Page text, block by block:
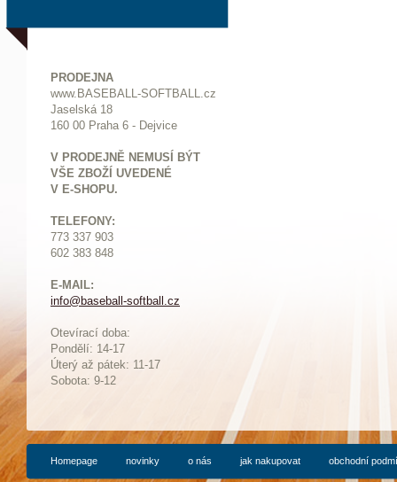
PRODEJNA
www.BASEBALL-SOFTBALL.cz
Jaselská 18
160 00 Praha 6 - Dejvice
V PRODEJNĚ NEMUSÍ BÝT
VŠE ZBOŽÍ UVEDENÉ
V E-SHOPU.
TELEFONY:
773 337 903
602 383 848
E-MAIL:
info@baseball-softball.cz
Otevírací doba:
Pondělí: 14-17
Úterý až pátek: 11-17
Sobota: 9-12
Homepage novinky o nás jak nakupovat obchodní